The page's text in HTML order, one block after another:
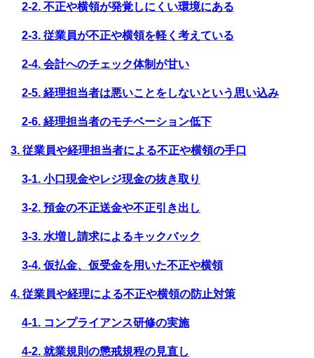
2-2. 不正や横領が発覚しにくい環境にある
2-3. 従業員が不正や横領を軽く考えている
2-4. 会計へのチェック体制が甘い
2-5. 経理担当者は悪いことをしないという思い込み
2-6. 経理担当者のモチベーション低下
3. 従業員や経理担当者による不正や横領の手口
3-1. 小口現金やレジ現金の抜き取り
3-2. 預金の不正送金や不正引き出し
3-3. 水増し請求によるキックバック
3-4. 仮払金、仮受金を用いた不正や横領
4. 従業員や経理による不正や横領の防止対策
4-1. コンプライアンス研修の実施
4-2. 就業規則の懲戒規程の見直し